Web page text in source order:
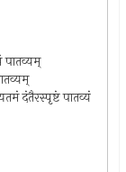
पातव्यम्
दंतैरस्पृष्टं पातव्यं